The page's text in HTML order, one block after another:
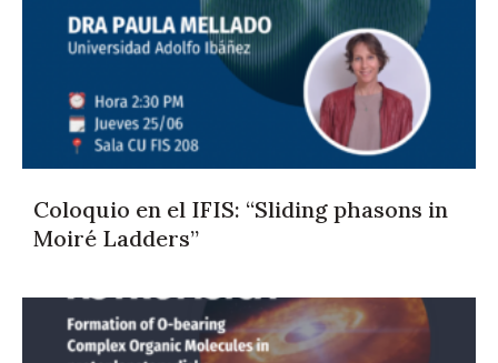
Coloquio en el IFIS: “Sliding phasons in
Moiré Ladders”